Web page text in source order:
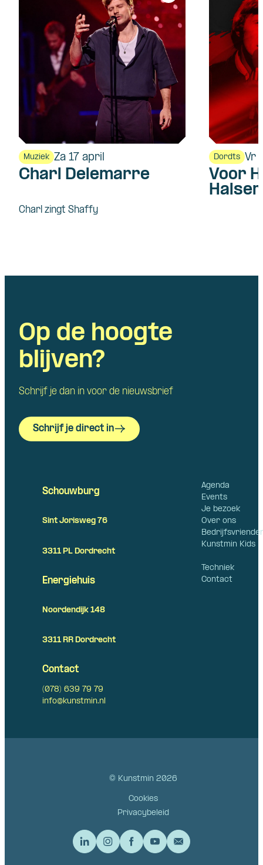
Muziek Za 17 april
Charl Delemarre
Charl zingt Shaffy
Dordts Vr
Voor
Op de hoogte
blijven?
Schrijf je dan in voor de nieuwsbrief
Schrijf je direct in
Agenda
Events
Je bezoek
Over ons
Kunstmin Kids
Techniek
Contact
Schouwburg
Sint Jorisweg 76
3311 PL Dordrecht
Energiehuis
Noordendijk 148
3311 RR Dordrecht
Contact
(078) 639 79 79
info@kunstmin.nl
© Kunstmin 2026
Cookies
Privacybeleid